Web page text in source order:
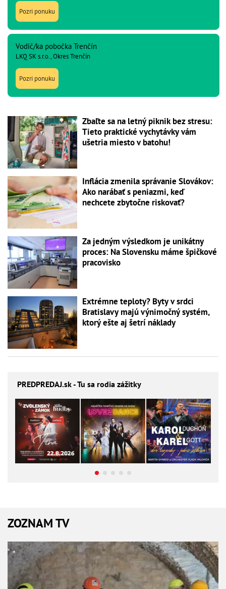
Pozri ponuku
Vodič/ka pobočka Trenčín
LKQ SK s.r.o., Okres Trenčín
Pozri ponuku
Zbaľte sa na letný piknik bez stresu:
Tieto praktické vychytávky vám
ušetria miesto v batohu!
Inflácia zmenila správanie Slovákov:
Ako narábať s peniazmi, keď
nechcete zbytočne riskovať?
Za jedným výsledkom je unikátny
proces: Na Slovensku máme špičkové
pracovisko
Extrémne teploty? Byty v srdci
Bratislavy majú výnimočný systém,
ktorý ešte aj šetrí náklady
PREDPREDAJ.sk - Tu sa rodia zážitky
ZOZNAM TV